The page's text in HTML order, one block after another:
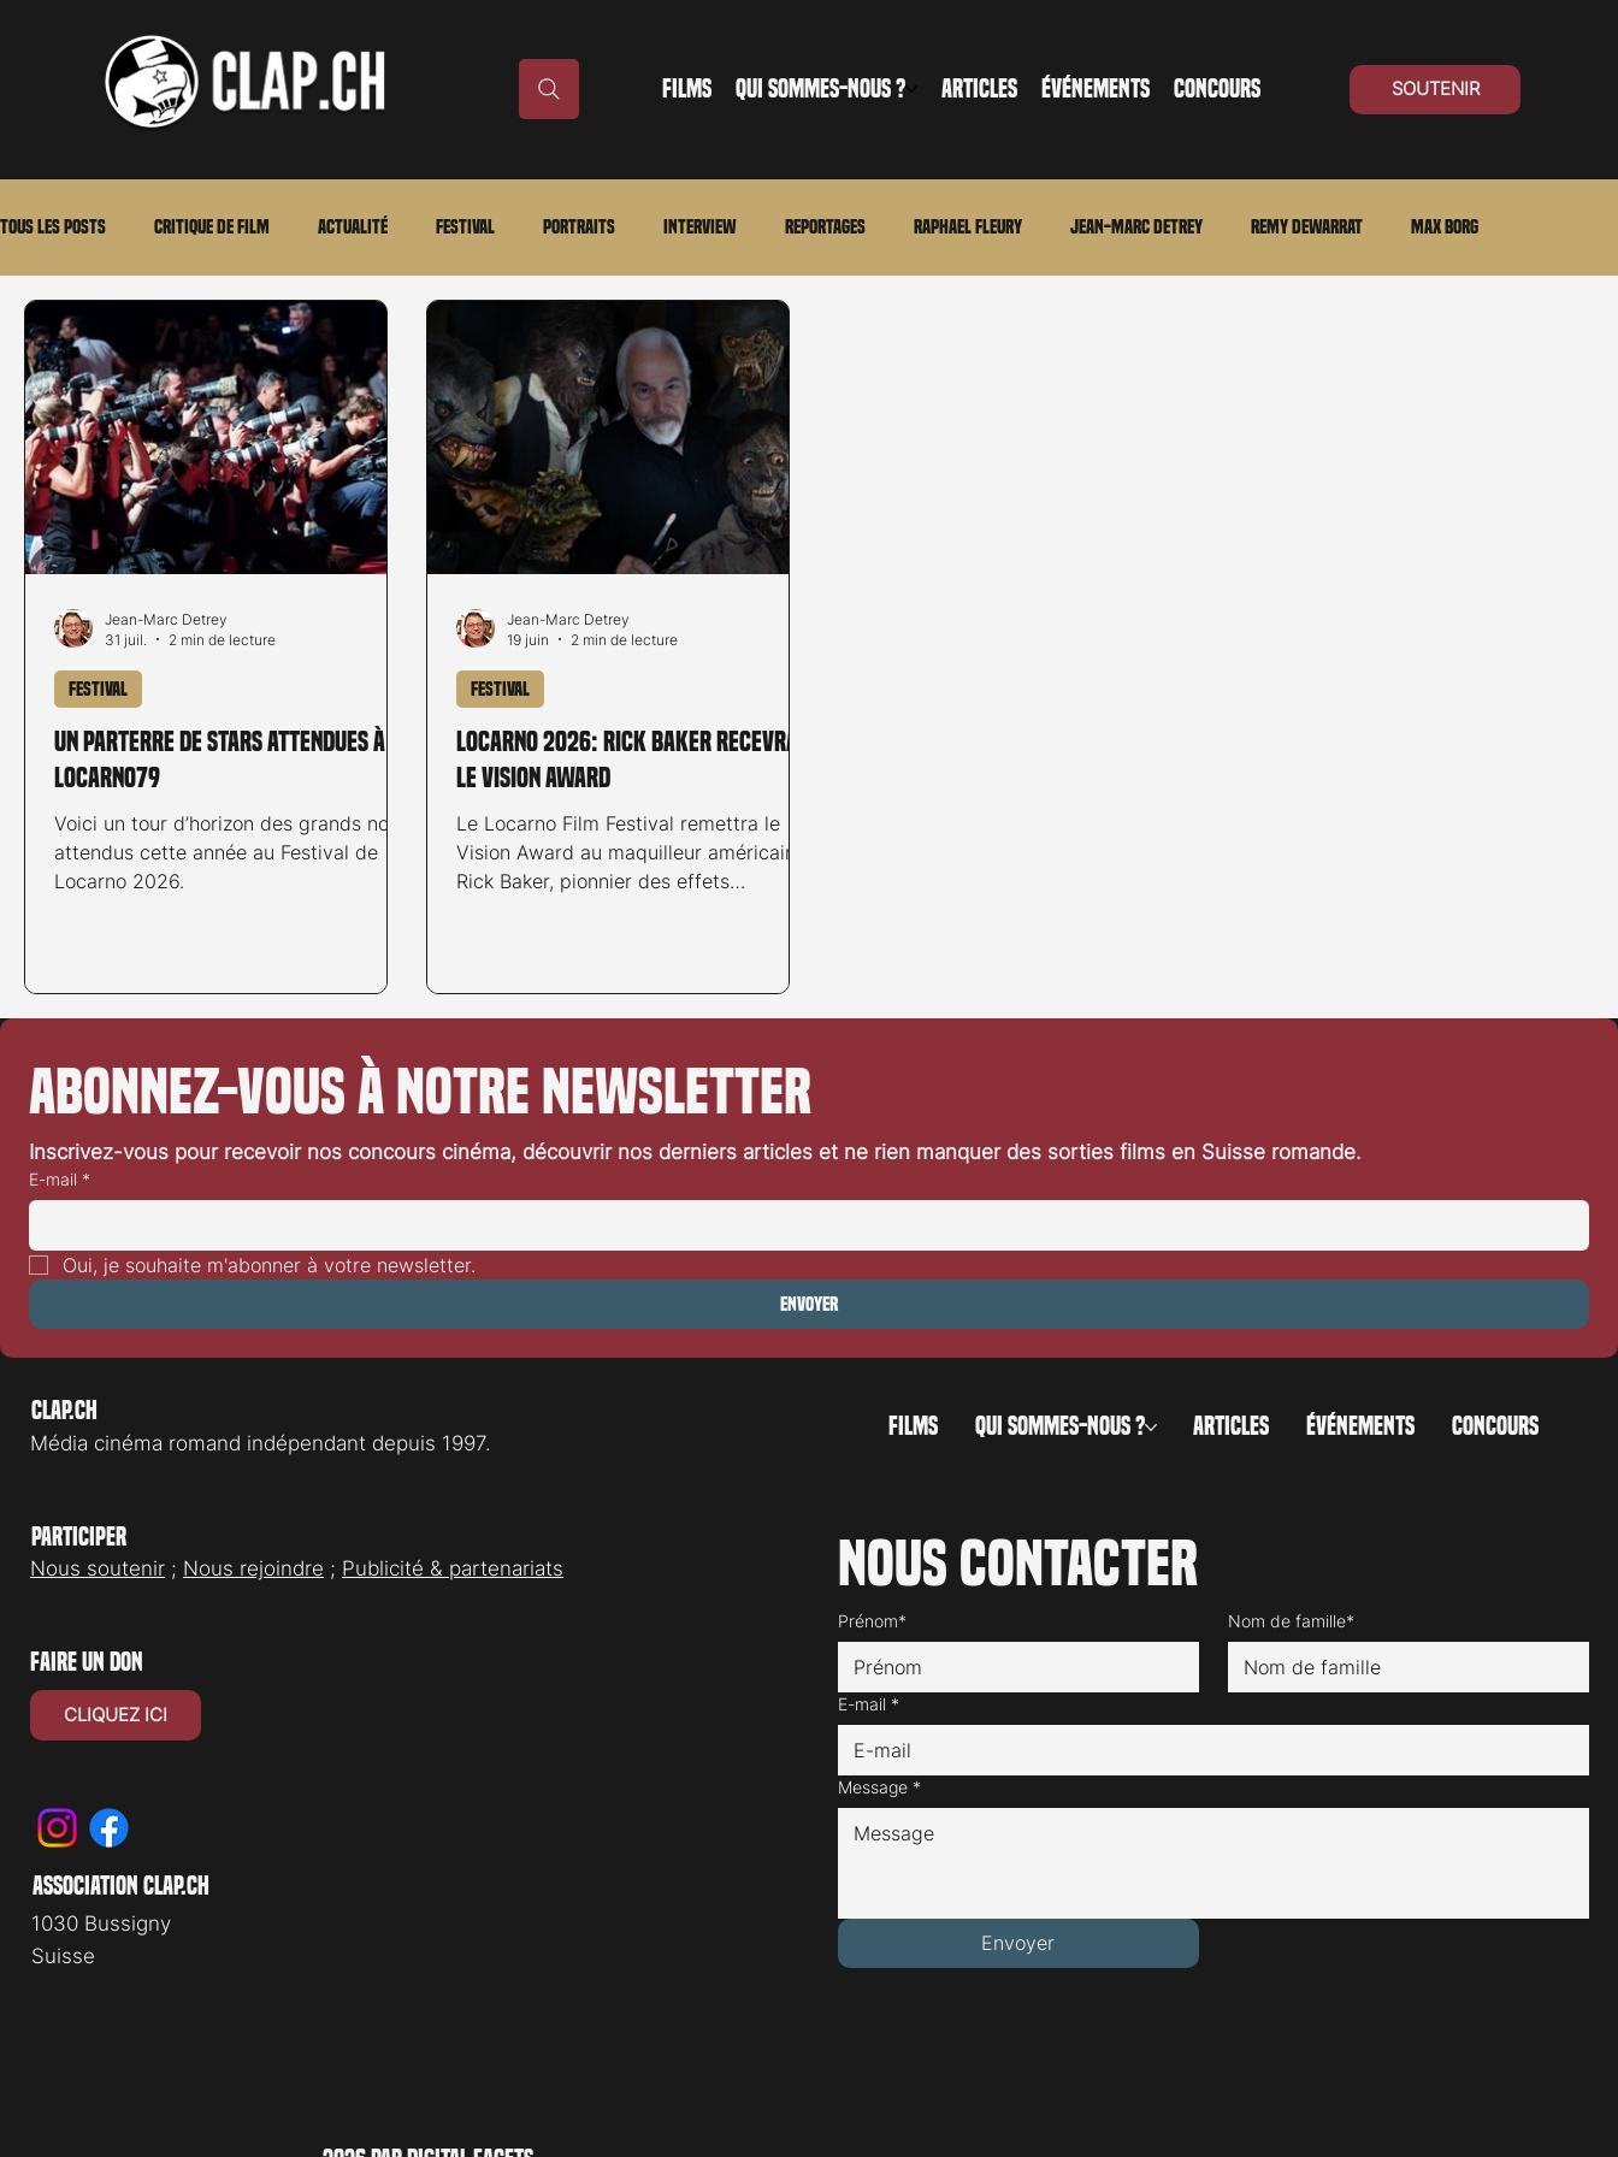
FILMS QUI SOMMES-NOUS ? ARTICLES ÉVÉNEMENTS CONCOURS SOUTENIR
Tous les posts Critique de film Actualité Festival Portraits Interview Reportages Raphael Fleury Jean-Marc Detrey Remy Dewarrat Max Borg
Laurent Scherlen Memento Evénement En bref
Stéfanie Rossier Streaming Stefanie Rossier Culture Régional Merchandising
Un parterre de stars attendues à
Locarno79
Voici un tour d’horizon des grands noms
attendus cette année au Festival de
Locarno 2026.
Festival
Jean-Marc Detrey
31 juil.
2 min de lecture
Locarno 2026: Rick Baker recevra
le Vision Award
Le Locarno Film Festival remettra le
Vision Award au maquilleur américain
Rick Baker, pionnier des effets
Grande, dans la soirée du 12 août.
Pendant le Festival il présentera deux
American Werewolf in London (1981) et
The Nutty Professor (1996). Entre ses
premiers maquillages sur des films de
genre dans les années 1970 et ses
créat
Festival
Jean-Marc Detrey
19 juin
2 min de lecture
Abonnez-vous à notre newsletter
Inscrivez-vous pour recevoir nos concours cinéma, découvrir nos derniers articles et ne rien manquer des sorties films en Suisse romande.
E-mail *
Oui, je souhaite m'abonner à votre newsletter.
Envoyer
Clap.ch
Média cinéma romand indépendant depuis 1997.
FILMS QUI SOMMES-NOUS ? ARTICLES ÉVÉNEMENTS CONCOURS
Participer
Nous soutenir ; Nous rejoindre ; Publicité & partenariats Nous contacter
Prénom* Nom de famille*
E-mail *
Message *
Envoyer
faire un don
CLIQUEZ ICI
association clap.ch
1030 Bussigny
Suisse